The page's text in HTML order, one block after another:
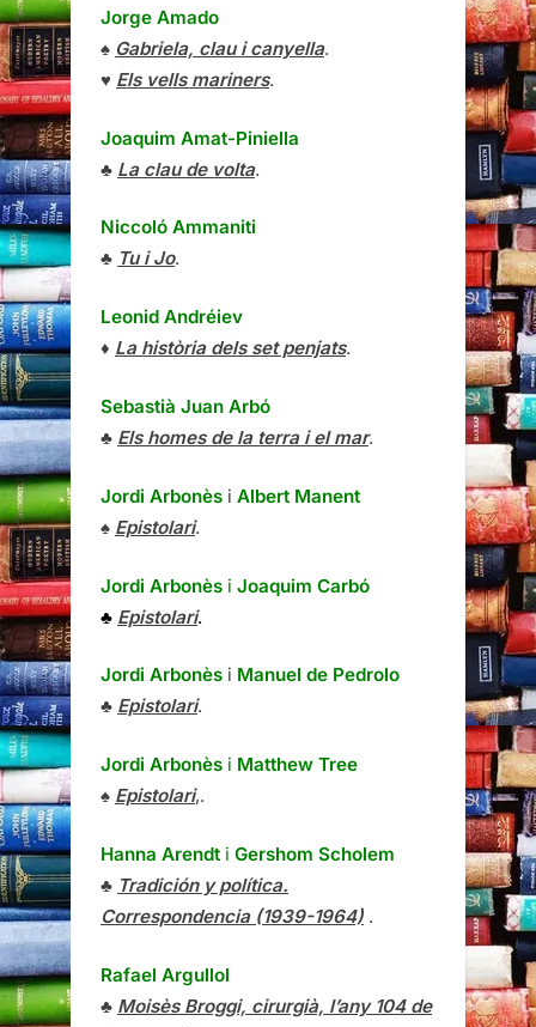
Jorge Amado
♠ Gabriela, clau i canyella.
♥ Els vells mariners.
Joaquim Amat-Piniella
♣ La clau de volta.
Niccoló Ammaniti
♣ Tu i Jo.
Leonid Andréiev
♦ La història dels set penjats.
Sebastià Juan Arbó
♣ Els homes de la terra i el mar.
Jordi Arbonès i Albert Manent
♠ Epistolari.
Jordi Arbonès i Joaquim Carbó
♣ Epistolari.
Jordi Arbonès i Manuel de Pedrolo
♣ Epistolari.
Jordi Arbonès i Matthew Tree
♠ Epistolari,.
Hanna Arendt i Gershom Scholem
♣ Tradición y política.
Correspondencia (1939-1964) .
Rafael Argullol
♣ Moisès Broggi, cirurgià, l’any 104 de